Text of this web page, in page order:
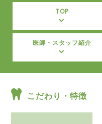
TOP
医師・スタッフ紹介
こだわり・特徴